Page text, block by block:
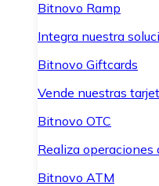
Bitnovo Ramp
Integra nuestra
Bitnovo Giftcards
Vende nuestras
Bitnovo OTC
Realiza operaciones
Bitnovo ATM